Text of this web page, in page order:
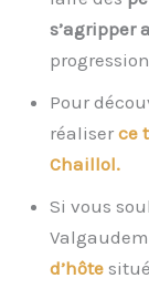
s’agripper
Pour
réaliser ce
Chaillol.
Si vous
d’hôte